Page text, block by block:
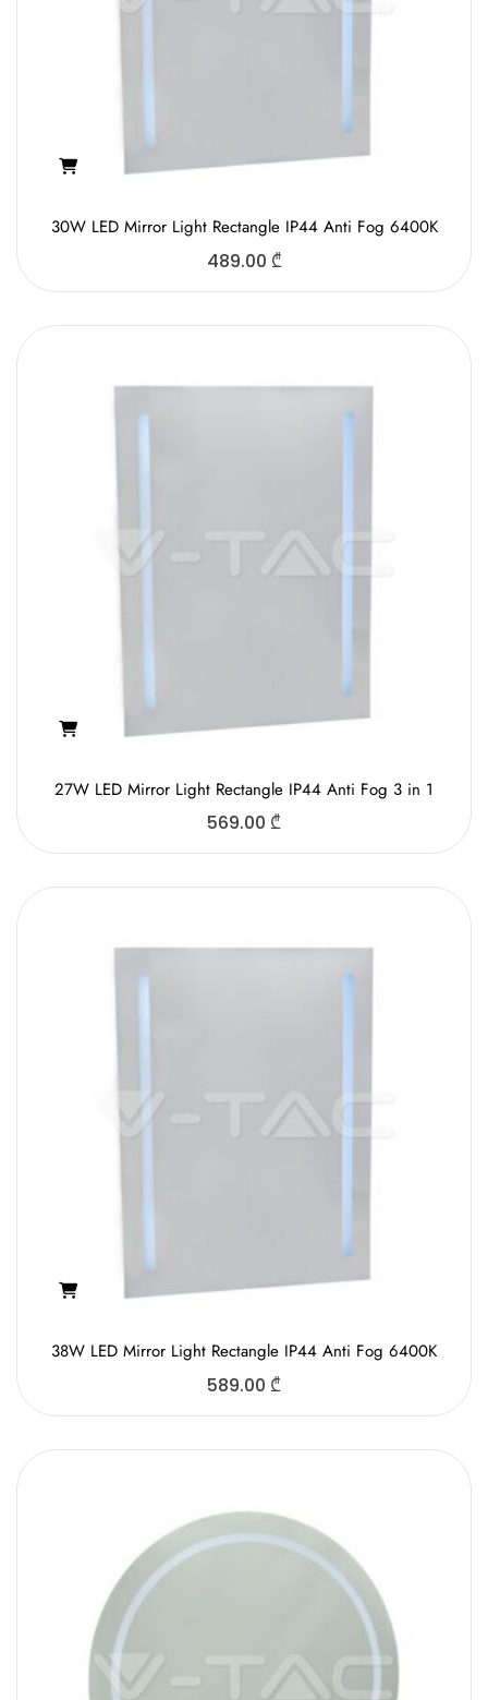
30W LED Mirror Light Rectangle IP44 Anti Fog 6400K
489.00 ₾
27W LED Mirror Light Rectangle IP44 Anti Fog 3 in 1
569.00 ₾
38W LED Mirror Light Rectangle IP44 Anti Fog 6400K
589.00 ₾